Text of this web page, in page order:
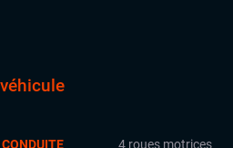
4 roues motrices